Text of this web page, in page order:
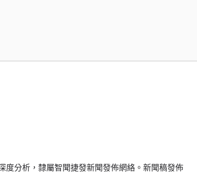
分析，隸屬智聞捷發新聞發佈網絡。新聞稿發佈